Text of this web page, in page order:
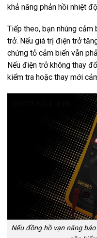
khả năng phản hồi nhiệt
Tiếp theo, bạn nhúng
trở. Nếu giá trị điện trở
chứng tỏ cảm biến vẫn
Nếu điện trở không thay
kiểm tra hoặc thay mới
Nếu đồng hồ vạn năng